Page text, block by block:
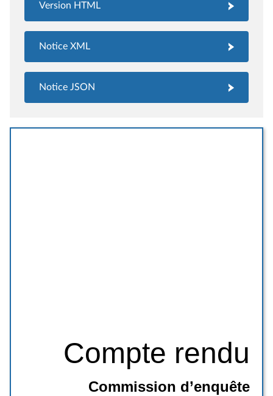
Version HTML
Notice XML
Notice JSON